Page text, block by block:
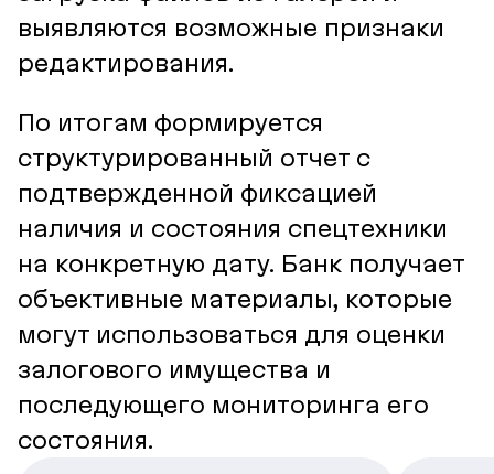
выявляются возможные признаки
редактирования.
По итогам формируется
структурированный отчет с
подтвержденной фиксацией
наличия и состояния спецтехники
на конкретную дату. Банк получает
объективные материалы, которые
могут использоваться для оценки
залогового имущества и
последующего мониторинга его
состояния.